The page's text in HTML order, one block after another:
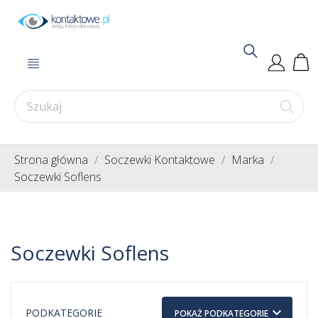
Strona główna Soczewki Kontaktowe
Marka
Soczewki Soflens
Soczewki Soflens
PODKATEGORIE POKAŻ PODKATEGORIE keyboard_arrow_down